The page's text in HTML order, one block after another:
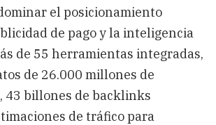
el posicionamiento
de pago y la inteligencia
de 55 herramientas integradas,
de 26.000 millones de
43 billones de backlinks
de tráfico para